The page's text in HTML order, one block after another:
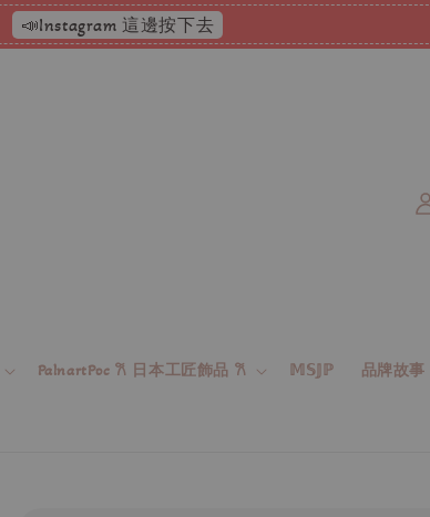
📣Instagram 這邊按下去
PalnartPoc 𐙚 日本工匠飾品 𐙚 𝕄𝕊𝕁ℙ 品牌故事